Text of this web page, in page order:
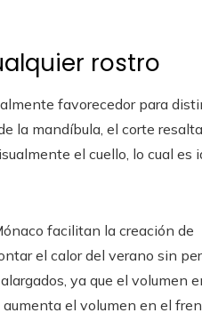
rostro
favorecedor para
la mandíbula, el corte
el cuello, lo cual es
facilitan la creación de
el calor del verano sin
ya que el volumen
aumenta el volumen en el